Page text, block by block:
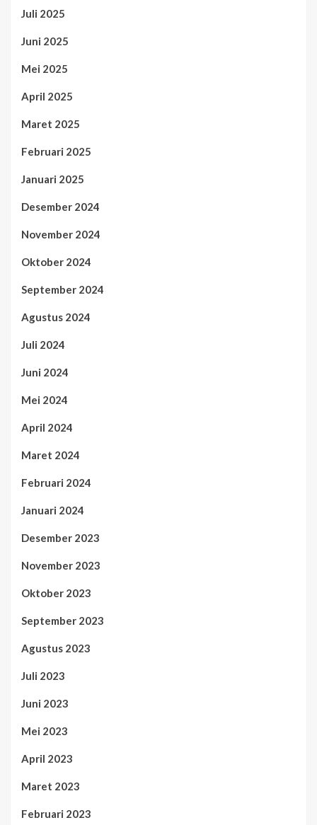
Juli 2025
Juni 2025
Mei 2025
April 2025
Maret 2025
Februari 2025
Januari 2025
Desember 2024
November 2024
Oktober 2024
September 2024
Agustus 2024
Juli 2024
Juni 2024
Mei 2024
April 2024
Maret 2024
Februari 2024
Januari 2024
Desember 2023
November 2023
Oktober 2023
September 2023
Agustus 2023
Juli 2023
Juni 2023
Mei 2023
April 2023
Maret 2023
Februari 2023